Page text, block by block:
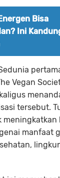
Bisa
Ini
Vegan
tersebut.
manfaat